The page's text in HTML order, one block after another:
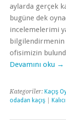
aylarda gerçek
bugüne dek
incelemelerimi
bilgilendirmenin
ofisimizin
Devamını oku →
Kategoriler: Kaçış
odadan kaçış